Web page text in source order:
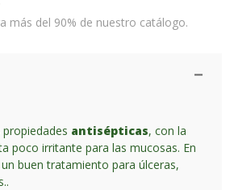
más del 90% de nuestro catálogo.
antisépticas, con la
poco irritante para las mucosas. En
buen tratamiento para úlceras,